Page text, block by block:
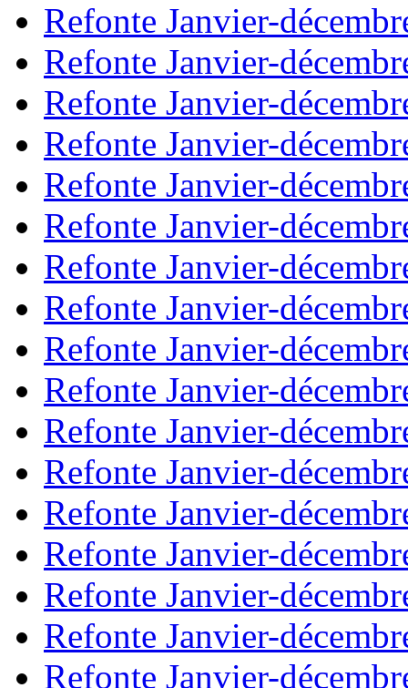
Refonte Janvier-
Refonte Janvier-
Refonte Janvier-
Refonte Janvier-
Refonte Janvier-
Refonte Janvier-
Refonte Janvier-
Refonte Janvier-
Refonte Janvier-
Refonte Janvier-
Refonte Janvier-
Refonte Janvier-
Refonte Janvier-
Refonte Janvier-
Refonte Janvier-
Refonte Janvier-
Refonte Janvier-